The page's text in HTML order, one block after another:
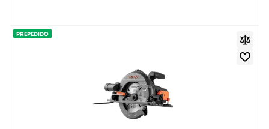
PREPEDIDO